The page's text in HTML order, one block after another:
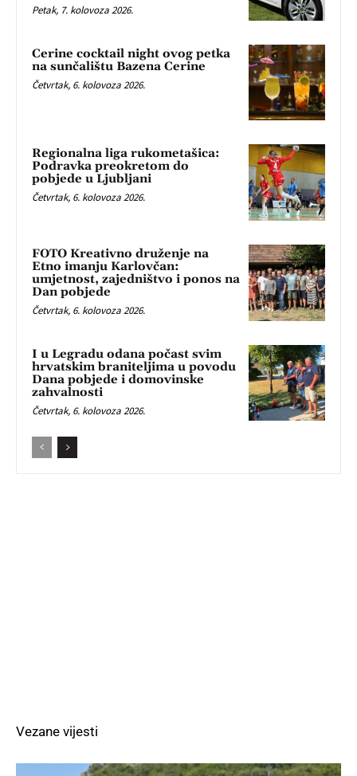
Petak, 7. kolovoza 2026.
Cerine cocktail night ovog petka
na sunčalištu Bazena Cerine
Četvrtak, 6. kolovoza 2026.
Regionalna liga rukometašica:
Podravka preokretom do
pobjede u Ljubljani
Četvrtak, 6. kolovoza 2026.
FOTO Kreativno druženje na
Etno imanju Karlovčan:
umjetnost, zajedništvo i ponos na
Dan pobjede
Četvrtak, 6. kolovoza 2026.
I u Legradu odana počast svim
hrvatskim braniteljima u povodu
Dana pobjede i domovinske
zahvalnosti
Četvrtak, 6. kolovoza 2026.
Vezane vijesti